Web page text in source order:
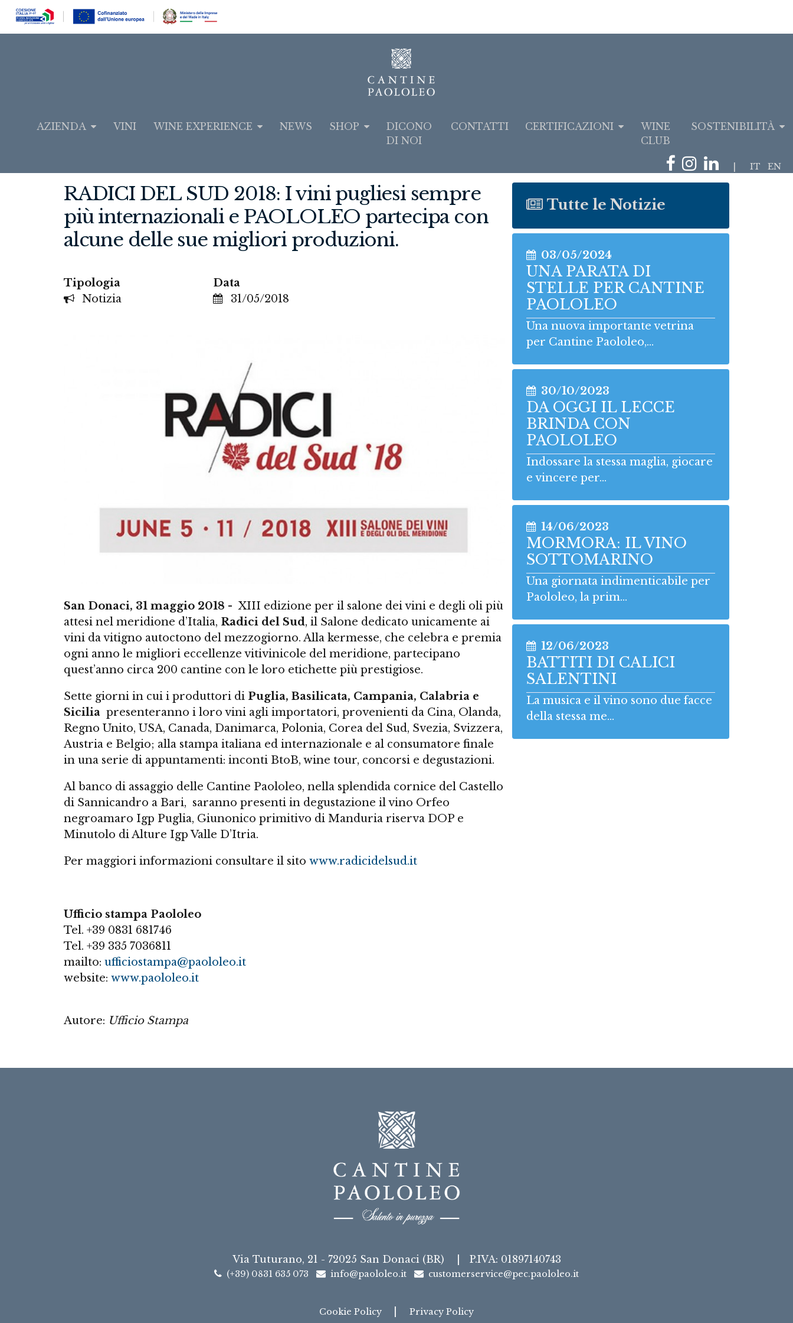
AZIENDA VINI WINE EXPERIENCE NEWS SHOP
DICONO
DI NOI
CONTATTI CERTIFICAZIONI
WINE
CLUB
SOSTENIBILITÀ
IT EN
RADICI DEL SUD 2018: I vini pugliesi sempre
più internazionali e PAOLOLEO partecipa con
alcune delle sue migliori produzioni.
Tipologia
Notizia
Data
31/05/2018
San Donaci, 31 maggio 2018 - XIII edizione per il salone dei vini e degli oli più
attesi nel meridione d’Italia, Radici del Sud, il Salone dedicato unicamente ai
vini da vitigno autoctono del mezzogiorno. Alla kermesse, che celebra e premia
ogni anno le migliori eccellenze vitivinicole del meridione, partecipano
quest’anno circa 200 cantine con le loro etichette più prestigiose.
Sette giorni in cui i produttori di Puglia, Basilicata, Campania, Calabria e
Sicilia presenteranno i loro vini agli importatori, provenienti da Cina, Olanda,
Regno Unito, USA, Canada, Danimarca, Polonia, Corea del Sud, Svezia, Svizzera,
Austria e Belgio; alla stampa italiana ed internazionale e al consumatore finale
in una serie di appuntamenti: inconti BtoB, wine tour, concorsi e degustazioni.
Al banco di assaggio delle Cantine Paololeo, nella splendida cornice del Castello
di Sannicandro a Bari, saranno presenti in degustazione il vino Orfeo
negroamaro Igp Puglia, Giunonico primitivo di Manduria riserva DOP e
Minutolo di Alture Igp Valle D’Itria.
Per maggiori informazioni consultare il sito www.radicidelsud.it
Ufficio stampa Paololeo
Tel. +39 0831 681746
Tel. +39 335 7036811
mailto: ufficiostampa@paololeo.it
website: www.paololeo.it
Autore: Ufficio Stampa
Tutte le Notizie
03/05/2024
UNA PARATA DI
STELLE PER CANTINE
PAOLOLEO
Una nuova importante vetrina
per Cantine Paololeo,...
30/10/2023
DA OGGI IL LECCE
BRINDA CON
PAOLOLEO
Indossare la stessa maglia, giocare
e vincere per...
14/06/2023
MORMORA: IL VINO
SOTTOMARINO
Una giornata indimenticabile per
Paololeo, la prim...
12/06/2023
BATTITI DI CALICI
SALENTINI
La musica e il vino sono due facce
della stessa me...
Via Tuturano, 21 - 72025 San Donaci (BR) P.IVA: 01897140743
(+39) 0831 635 073 info@paololeo.it customerservice@pec.paololeo.it
Cookie Policy Privacy Policy